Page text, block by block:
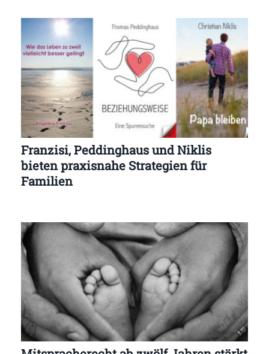
Franzisi, Peddinghaus und Niklis
bieten praxisnahe Strategien für
Familien